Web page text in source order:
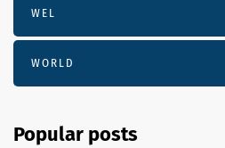
WEL
WORLD
Popular posts